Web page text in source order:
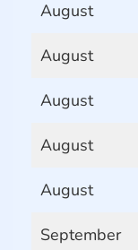
August
August
August
August
August
September